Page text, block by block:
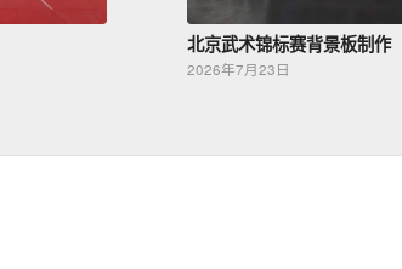
北京武术锦标赛背景板制作
2026年7月23日